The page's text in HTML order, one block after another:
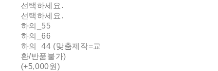
선택하세요.
선택하세요.
하의_55
하의_66
하의_44 (맞춤제작=교
환/반품불가)
(+5,000원)